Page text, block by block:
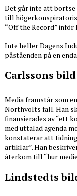
Det går inte att
till
“Off the Record” inför
Inte heller Dagens
påståenden på en
Carlssons bild
Media framstår som
Northvolts fall. Han
finansierades av “ett
med uttalad agenda
konstaterar att
artiklar”. Han
återkom till “hur
Lindstedts